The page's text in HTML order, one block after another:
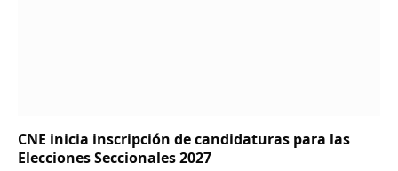
CNE inicia inscripción de candidaturas para las
Elecciones Seccionales 2027